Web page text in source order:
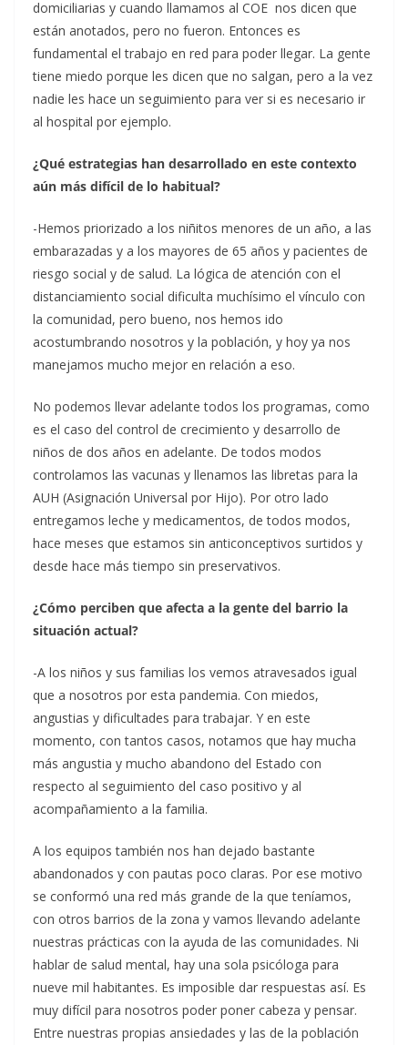
domiciliarias y cuando llamamos al COE nos dicen que
están anotados, pero no fueron. Entonces es
fundamental el trabajo en red para poder llegar. La gente
tiene miedo porque les dicen que no salgan, pero a la vez
nadie les hace un seguimiento para ver si es necesario ir
al hospital por ejemplo.
¿Qué estrategias han desarrollado en este contexto
aún más difícil de lo habitual?
-Hemos priorizado a los niñitos menores de un año, a las
embarazadas y a los mayores de 65 años y pacientes de
riesgo social y de salud. La lógica de atención con el
distanciamiento social dificulta muchísimo el vínculo con
la comunidad, pero bueno, nos hemos ido
acostumbrando nosotros y la población, y hoy ya nos
manejamos mucho mejor en relación a eso.
No podemos llevar adelante todos los programas, como
es el caso del control de crecimiento y desarrollo de
niños de dos años en adelante. De todos modos
controlamos las vacunas y llenamos las libretas para la
AUH (Asignación Universal por Hijo). Por otro lado
entregamos leche y medicamentos, de todos modos,
hace meses que estamos sin anticonceptivos surtidos y
desde hace más tiempo sin preservativos.
¿Cómo perciben que afecta a la gente del barrio la
situación actual?
-A los niños y sus familias los vemos atravesados igual
que a nosotros por esta pandemia. Con miedos,
angustias y dificultades para trabajar. Y en este
momento, con tantos casos, notamos que hay mucha
más angustia y mucho abandono del Estado con
respecto al seguimiento del caso positivo y al
acompañamiento a la familia.
A los equipos también nos han dejado bastante
abandonados y con pautas poco claras. Por ese motivo
se conformó una red más grande de la que teníamos,
con otros barrios de la zona y vamos llevando adelante
nuestras prácticas con la ayuda de las comunidades. Ni
hablar de salud mental, hay una sola psicóloga para
nueve mil habitantes. Es imposible dar respuestas así. Es
muy difícil para nosotros poder poner cabeza y pensar.
Entre nuestras propias ansiedades y las de la población